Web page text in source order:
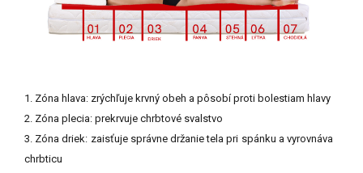
1. Zóna hlava: zrýchľuje krvný obeh a pôsobí proti bolestiam hlavy
2. Zóna plecia: prekrvuje chrbtové svalstvo
3. Zóna driek: zaisťuje správne držanie tela pri spánku a vyrovnáva
chrbticu